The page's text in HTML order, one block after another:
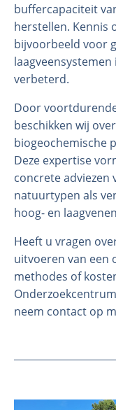
Organisatie
Veld- en
buffercapaciteit
herstellen. Kennis
bijvoorbeeld voor
verbeterd.
Door
beschikken wij
biogeochemische
Deze expertise
concrete
natuurtypen als
hoog- en
Heeft u vragen
uitvoeren van een
methodes of
Onderzoekcentrum
neem contact op